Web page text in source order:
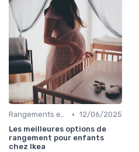
Rangements et Étagères • 12/06/2025
Les meilleures options de
rangement pour enfants
chez Ikea